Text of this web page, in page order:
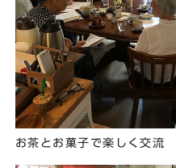
お茶とお菓子で楽しく交流